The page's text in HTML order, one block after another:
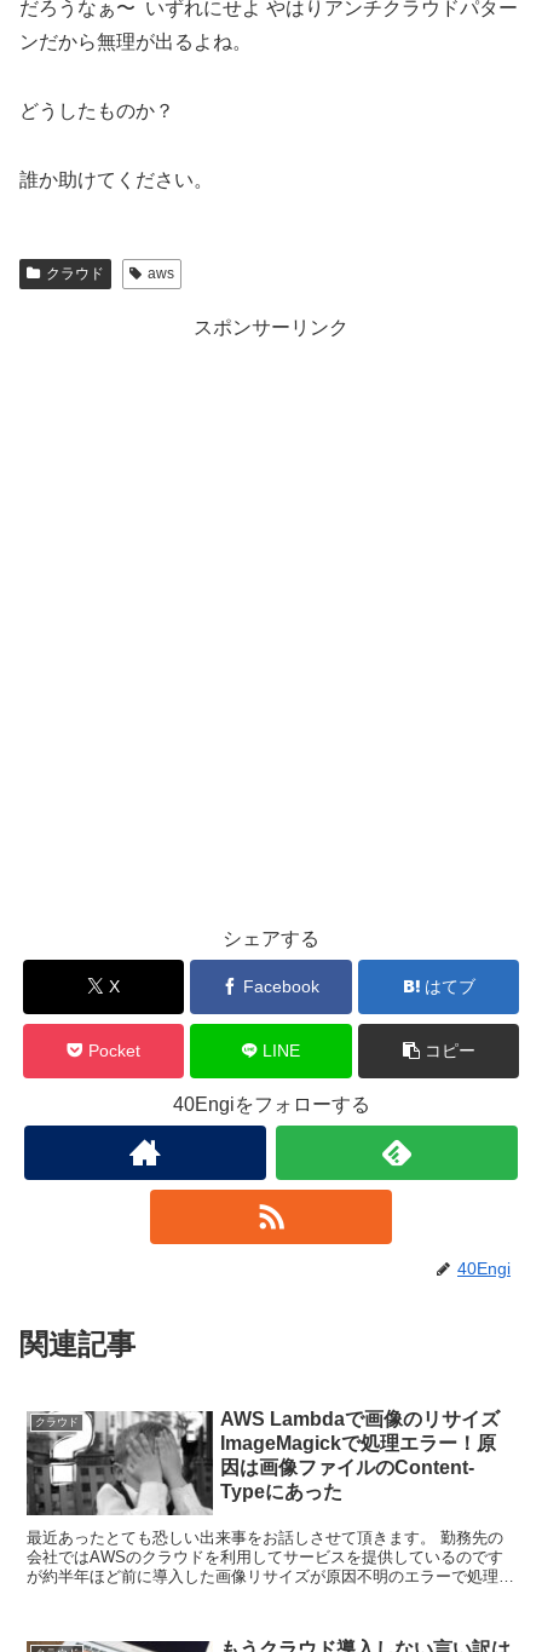
だろうなぁ〜 いずれにせよ やはりアンチクラウドパター
ンだから無理が出るよね。
どうしたものか？
誰か助けてください。
クラウド aws
スポンサーリンク
シェアする
X Facebook はてブ
Pocket LINE コピー
40Engiをフォローする
40Engi
関連記事
クラウド
AWS Lambdaで画像のリサイズ
ImageMagickで処理エラー！原
因は画像ファイルのContent-
Typeにあった
最近あったとても恐しい出来事をお話しさせて頂きます。 勤務先の
会社ではAWSのクラウドを利用してサービスを提供しているのです
が約半年ほど前に導入した画像リサイズが原因不明のエラーで処理が